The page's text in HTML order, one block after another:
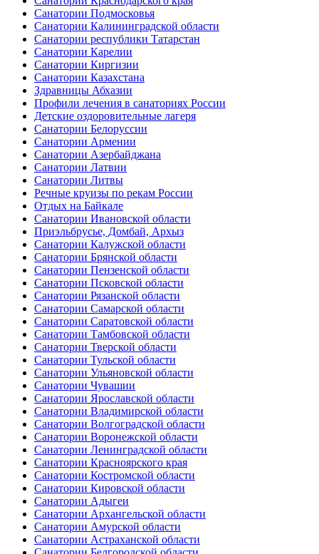
Санатории Подмосковья
Санатории Калининградской области
Санатории республики Татарстан
Санатории Карелии
Санатории Киргизии
Санатории Казахстана
Здравницы Абхазии
Профили лечения в санаториях России
Детские оздоровительные лагеря
Санатории Белоруссии
Санатории Армении
Санатории Азербайджана
Санатории Латвии
Санатории Литвы
Речные круизы по рекам России
Отдых на Байкале
Санатории Ивановской области
Приэльбрусье, Домбай, Архыз
Санатории Калужской области
Санатории Брянской области
Санатории Пензенской области
Санатории Псковской области
Санатории Рязанской области
Санатории Самарской области
Санатории Саратовской области
Санатории Тамбовской области
Санатории Тверской области
Санатории Тульской области
Санатории Ульяновской области
Санатории Чувашии
Санатории Ярославской области
Санатории Владимирской области
Санатории Волгоградской области
Санатории Воронежской области
Санатории Ленинградской области
Санатории Красноярского края
Санатории Костромской области
Санатории Кировской области
Санатории Адыгеи
Санатории Архангельской области
Санатории Амурской области
Санатории Астраханской области